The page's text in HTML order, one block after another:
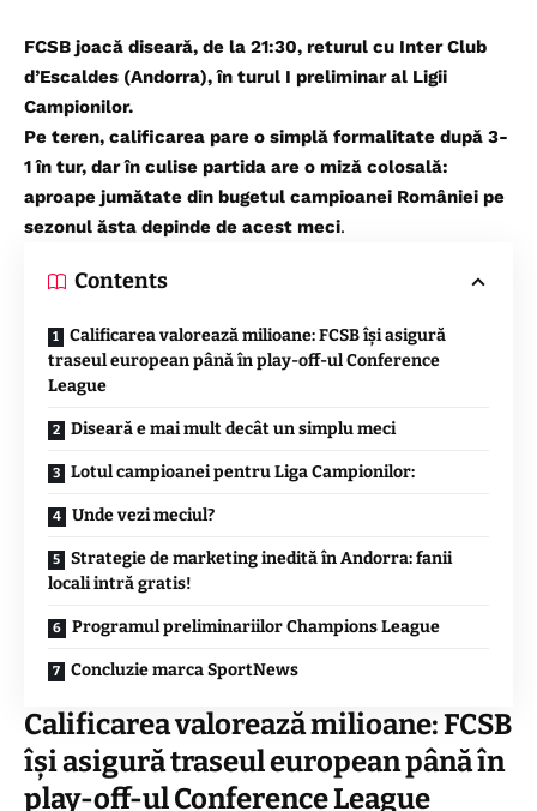
FCSB joacă diseară, de la 21:30, returul cu Inter Club
d’Escaldes (Andorra), în turul I preliminar al Ligii
Campionilor.
Pe teren, calificarea pare o simplă formalitate după 3-
1 în tur, dar în culise partida are o miză colosală:
aproape jumătate din bugetul campioanei României pe
sezonul ăsta depinde de acest meci.
Contents
Calificarea valorează milioane: FCSB își asigură
traseul european până în play-off-ul Conference
League
Diseară e mai mult decât un simplu meci
Lotul campioanei pentru Liga Campionilor:
Unde vezi meciul?
Strategie de marketing inedită în Andorra: fanii
locali intră gratis!
Programul preliminariilor Champions League
Concluzie marca SportNews
Calificarea valorează milioane: FCSB
își asigură traseul european până în
play-off-ul Conference League